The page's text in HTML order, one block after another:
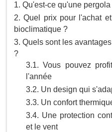
Qu'est-ce qu'une
Quel prix pour l'achat
bioclimatique ?
Quels sont les
?
Vous pouvez
l'année
Un design qui
Un confort
Une protection
et le vent